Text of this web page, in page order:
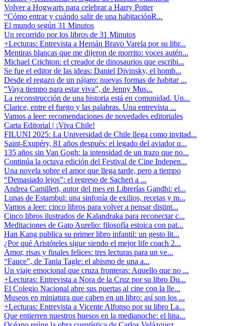
Volver a Hogwarts para celebrar a Harry Potter
“Cómo entrar y cuándo salir de una habitaciónR...
El mundo según 31 Minutos
Un recorrido por los libros de 31 Minutos
+Lecturas: Entrevista a Hernán Bravo Varela por su libr...
Mentiras blancas que me dijeron de morrito: voces autén...
Michael Crichton: el creador de dinosaurios que escribi...
Se fue el editor de las ideas: Daniel Divinsky, el homb...
Desde el regazo de un pájaro: nuevas formas de habitar ...
“Vaya tiempo para estar viva”, de Jenny Mus...
La reconstrucción de una historia está en comunidad. Un...
Clarice, entre el fuego y las palabras. Una entrevista ...
Vamos a leer: recomendaciones de novedades editoriales
Carta Editorial | ¡Viva Chile!
FILUNI 2025: La Universidad de Chile llega como invitad...
Saint-Exupéry, 81 años después: el legado del aviador q...
135 años sin Van Gogh: la intensidad de un trazo que no...
Continúa la octava edición del Festival de Cine Indepen...
Una novela sobre el amor que llega tarde, pero a tiempo
“Demasiado lejos”: el regreso de Sacheri a ...
Andrea Camilleri, autor del mes en Librerías Gandhi: el...
Lunas de Estambul: una sinfonía de exilios, recetas y m...
Vamos a leer: cinco libros para volver a pensar distint...
Cinco libros ilustrados de Kalandraka para reconectar c...
Meditaciones de Gato Aurelio: filosofía estoica con pat...
Han Kang publica su primer libro infantil: un gesto lit...
¿Por qué Aristóteles sigue siendo el mejor life coach 2...
Amor, risas y finales felices: tres lecturas para un ve...
“Fauce”, de Tania Tagle: el abismo de una a...
Un viaje emocional que cruza fronteras: Aquello que no ...
+Lecturas: Entrevista a Nora de la Cruz por su libro Du...
El Colegio Nacional abre sus puertas al cine con la lle...
Museos en miniatura que caben en un libro: así son los ...
+Lecturas: Entrevista a Vicente Alfonso por su libro La...
Que entierren nuestros huesos en la medianoche: el lina...